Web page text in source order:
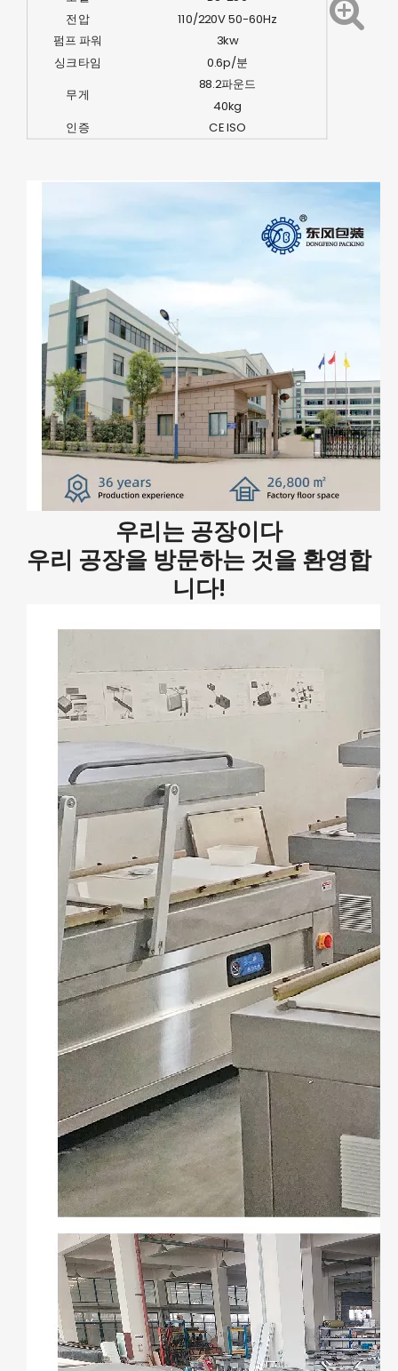
전압
110/220V 50-60Hz
펌프 파워
3kw
싱크타임 0.6p/분
무게
88.2파운드
40kg
인증
CE ISO
우리는 공장이다
우리 공장을 방문하는 것을 환영합
니다!